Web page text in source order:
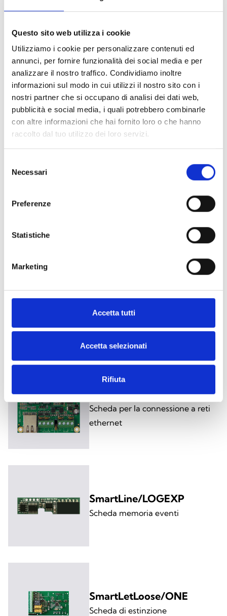
Questo sito web utilizza i cookie
Utilizziamo i cookie per personalizzare contenuti ed
annunci, per fornire funzionalità dei social media e per
analizzare il nostro traffico. Condividiamo inoltre
informazioni sul modo in cui utilizzi il nostro sito con i
nostri partner che si occupano di analisi dei dati web,
pubblicità e social media, i quali potrebbero combinarle
con altre informazioni che hai fornito loro o che hanno
raccolto dal tuo utilizzo dei loro servizi.
delNecessari
Preferenze
Statistiche
Marketing
Accetta tutti
Accetta selezionati
Rifiuta
EN12094-1
estinzione che consente di trasformare le centrali
SmartLine e SmartLight in centrali di spegnimento
a gas, conformi alla norma EN12094-1. Progettata
per la gestione di un canale di spegnimento, offre
tutte le funzionalità richieste dalla normativa,
inclusa la connessione ai dispositivi e accessori di
controllo del sistema di estinzione. È la soluzione
perfetta per impianti che richiedono la massima
gas estinguenti.
versioni
Scheda di espansione 8 zone
SmartLAN/485
Scheda per la connessione a reti
ethernet
SmartLine/LOGEXP
Scheda memoria eventi
SmartLetLoose/ONE
Scheda di estinzione